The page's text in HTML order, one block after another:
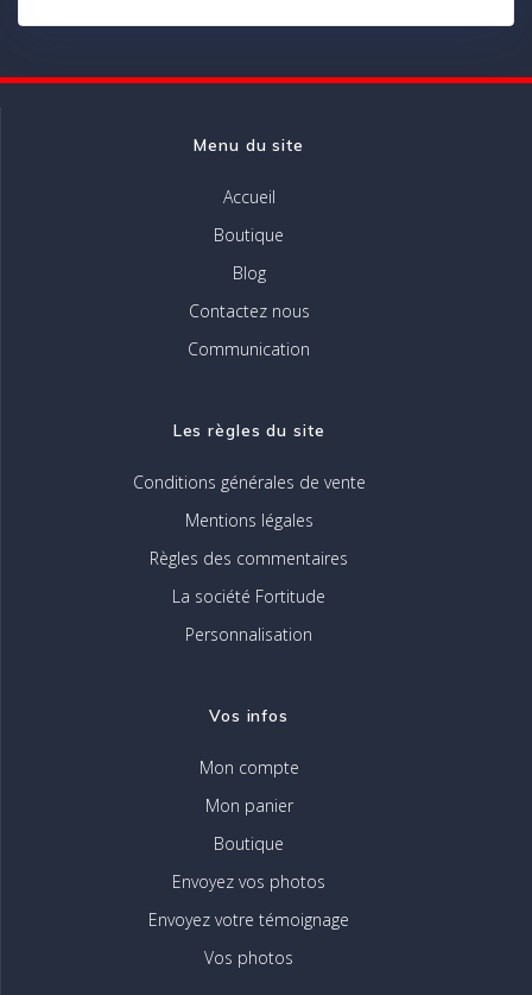
Menu du site
Accueil
Boutique
Blog
Contactez nous
Communication
Les règles du site
Conditions générales de vente
Mentions légales
Règles des commentaires
La société Fortitude
Personnalisation
Vos infos
Mon compte
Mon panier
Boutique
Envoyez vos photos
Envoyez votre témoignage
Vos photos